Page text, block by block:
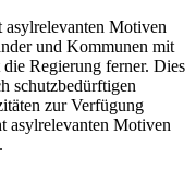
asylrelevanten Motiven
und Kommunen mit
Regierung ferner. Dies
schutzbedürftigen
zur Verfügung
asylrelevanten Motiven